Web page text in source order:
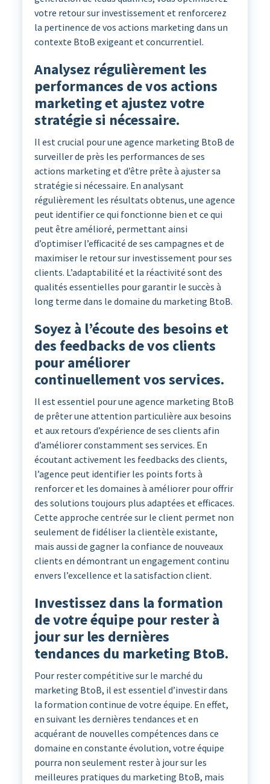
votre retour sur investissement et renforcerez
la pertinence de vos actions marketing dans un
contexte BtoB exigeant et concurrentiel.
Analysez régulièrement les
performances de vos actions
marketing et ajustez votre
stratégie si nécessaire.
Il est crucial pour une agence marketing BtoB de
surveiller de près les performances de ses
actions marketing et d’être prête à ajuster sa
stratégie si nécessaire. En analysant
régulièrement les résultats obtenus, une agence
peut identifier ce qui fonctionne bien et ce qui
peut être amélioré, permettant ainsi
d’optimiser l’efficacité de ses campagnes et de
maximiser le retour sur investissement pour ses
clients. L’adaptabilité et la réactivité sont des
qualités essentielles pour garantir le succès à
long terme dans le domaine du marketing BtoB.
Soyez à l’écoute des besoins et
des feedbacks de vos clients
pour améliorer
continuellement vos services.
Il est essentiel pour une agence marketing BtoB
de prêter une attention particulière aux besoins
et aux retours d’expérience de ses clients afin
d’améliorer constamment ses services. En
écoutant activement les feedbacks des clients,
l’agence peut identifier les points forts à
renforcer et les domaines à améliorer pour offrir
des solutions toujours plus adaptées et efficaces.
Cette approche centrée sur le client permet non
seulement de fidéliser la clientèle existante,
mais aussi de gagner la confiance de nouveaux
clients en démontrant un engagement continu
envers l’excellence et la satisfaction client.
Investissez dans la formation
de votre équipe pour rester à
jour sur les dernières
tendances du marketing BtoB.
Pour rester compétitive sur le marché du
marketing BtoB, il est essentiel d’investir dans
la formation continue de votre équipe. En effet,
en suivant les dernières tendances et en
acquérant de nouvelles compétences dans ce
domaine en constante évolution, votre équipe
pourra non seulement rester à jour sur les
meilleures pratiques du marketing BtoB, mais